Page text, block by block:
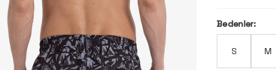
Bedenler:
S M